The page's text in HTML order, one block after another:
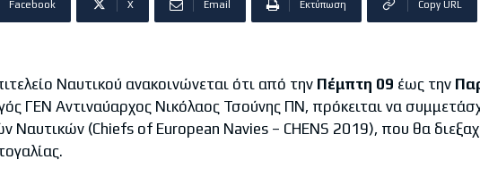
Facebook X Email Εκτύπωση Copy URL
Ναυτικού ανακοινώνεται ότι από την Πέμπτη 09 έως την
ΓΕΝ Αντιναύαρχος Νικόλαος Τσούνης ΠΝ, πρόκειται να
(Chiefs οf European Navies – CHENS 2019), που θα